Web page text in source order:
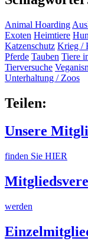
Animal Hoarding
Exoten Heimtiere
Katzenschutz Krieg /
Pferde Tauben Tiere
Tierversuche
Unterhaltung / Zoos
Teilen:
Unsere
finden Sie HIER
werden